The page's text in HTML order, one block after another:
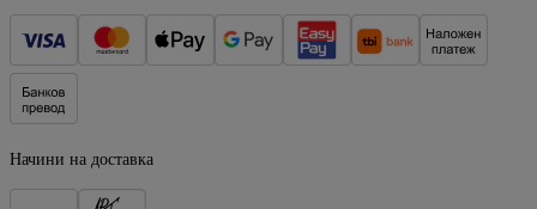
Начини на доставка